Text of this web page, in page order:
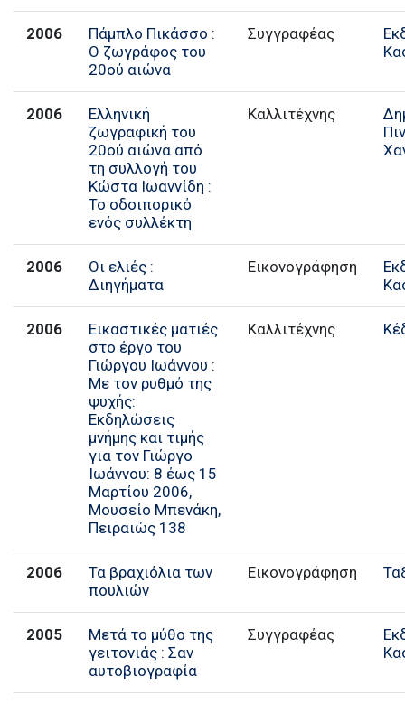
2006
Πάμπλο Πικάσσο :
Ο ζωγράφος του
20ού αιώνα
Συγγραφέας
2006
Ελληνική
ζωγραφική του
20ού αιώνα από
τη συλλογή του
Κώστα Ιωαννίδη :
Το οδοιπορικό
ενός συλλέκτη
Καλλιτέχνης
2006
Οι ελιές :
Διηγήματα
Εικονογράφηση
2006
Εικαστικές ματιές
στο έργο του
Γιώργου Ιωάννου :
Με τον ρυθμό της
ψυχής:
Εκδηλώσεις
μνήμης και τιμής
για τον Γιώργο
Ιωάννου: 8 έως 15
Μαρτίου 2006,
Μουσείο Μπενάκη,
Πειραιώς 138
Καλλιτέχνης
2006
Τα βραχιόλια των
πουλιών
Εικονογράφηση
2005
Μετά το μύθο της
γειτονιάς : Σαν
αυτοβιογραφία
Συγγραφέας